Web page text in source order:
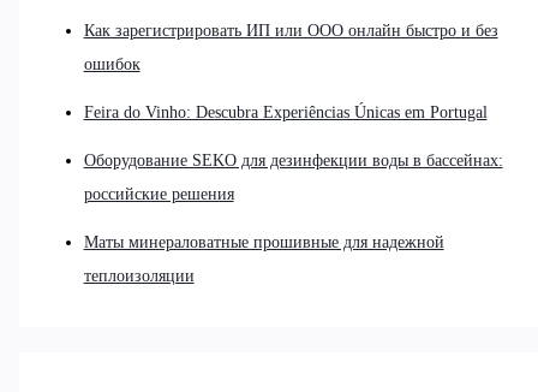
Как зарегистрировать ИП или ООО онлайн быстро и без
ошибок
Feira do Vinho: Descubra Experiências Únicas em Portugal
Оборудование SEKO для дезинфекции воды в бассейнах:
российские решения
Маты минераловатные прошивные для надежной
теплоизоляции